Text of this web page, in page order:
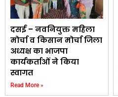
दसई – नवनियुक्त महिला
मोर्चा व किसान मोर्चा जिला
अध्यक्ष का भाजपा
कार्यकर्ताओं ने किया
स्वागत
Read More »